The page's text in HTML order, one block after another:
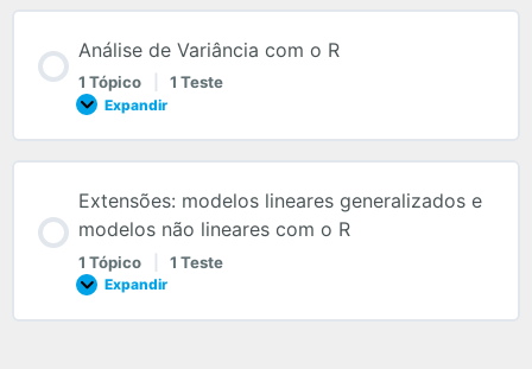
Análise de Variância com o R
1 Tópico 1 Teste
Expandir
Extensões: modelos lineares generalizados e
modelos não lineares com o R
1 Tópico 1 Teste
Expandir